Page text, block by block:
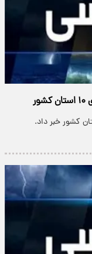
کشور خبر داد.